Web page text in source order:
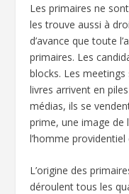
Les primaires ne
les trouve aussi à
d’avance que toute
primaires. Les
blocks. Les
livres arrivent en
médias, ils se
prime, une image de
l’homme
L’origine des
déroulent tous les